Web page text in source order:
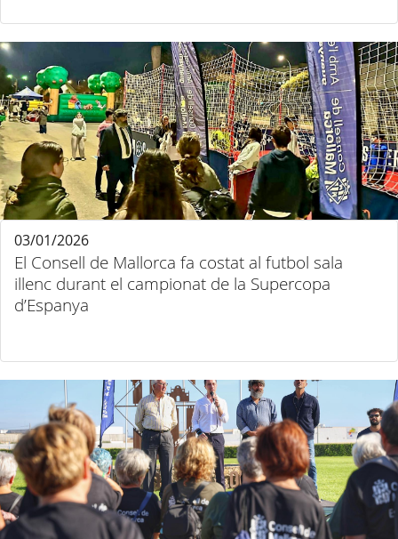
El Consell de Mallorca fa costat al futbol sala
illenc durant el campionat de la Supercopa
d’Espanya
03/01/2026